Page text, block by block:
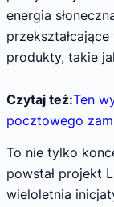
energia
produkty, takie
Czytaj też:Ten
pocztowego
To nie tylko
powstał projekt
wieloletnia